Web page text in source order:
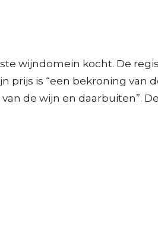
wijndomein kocht. De
prijs is “een bekroning van
de wijn en daarbuiten”.